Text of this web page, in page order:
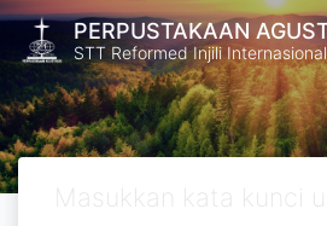
PERPUSTAKAAN
STT Reformed Injili Internasional